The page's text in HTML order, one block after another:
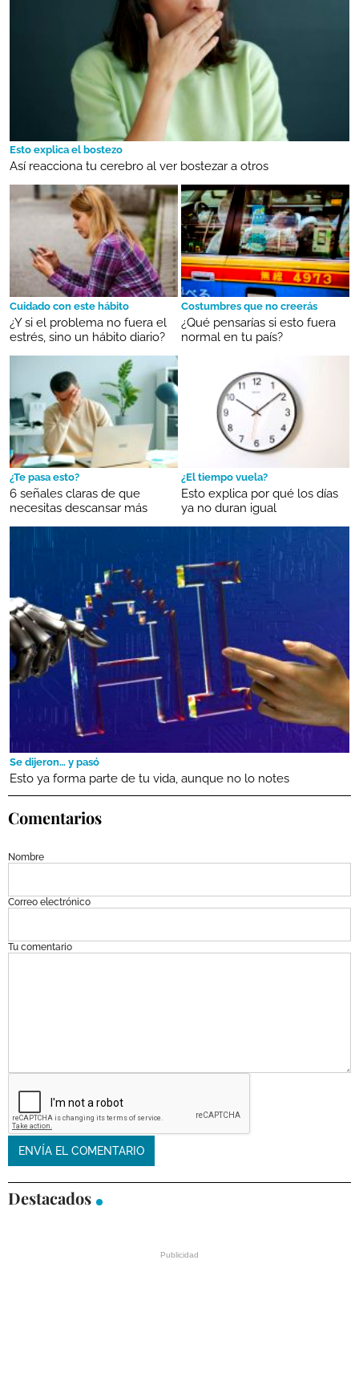
Esto explica el bostezo
Así reacciona tu cerebro al ver bostezar a otros
Cuidado con este hábito
¿Y si el problema no fuera el
estrés, sino un hábito diario?
Costumbres que no creerás
¿Qué pensarías si esto fuera
normal en tu país?
¿Te pasa esto?
6 señales claras de que
necesitas descansar más
¿El tiempo vuela?
Esto explica por qué los días
ya no duran igual
Se dijeron… y pasó
Esto ya forma parte de tu vida, aunque no lo notes
Comentarios
Nombre
Correo electrónico
Tu comentario
Destacados